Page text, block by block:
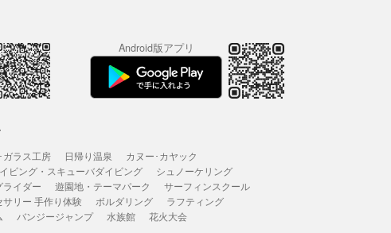
Android版アプリ
ガラス工房 日帰り温泉
カヌー･カヤック
ビング・スキューバダイビング
シュノーケリング
ライダー 遊園地・テーマパーク
サーフィンスクール
リー 手作り体験 ボルダリング
ラフティング
バンジージャンプ 水族館 花火大会